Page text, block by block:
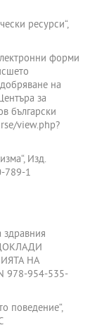
ресурси“,
форми
на
за
български
view.php?
Изд.
789-1
здравния
НА
978-954-535-
поведение“,